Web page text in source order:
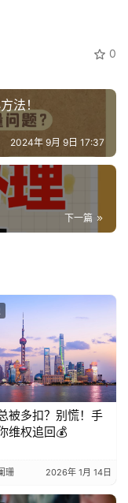
0
法！
2024年 9月 9日 17:37
下一篇
被多扣？别慌！手
维权追回💰
珊 2026年 1月 14日